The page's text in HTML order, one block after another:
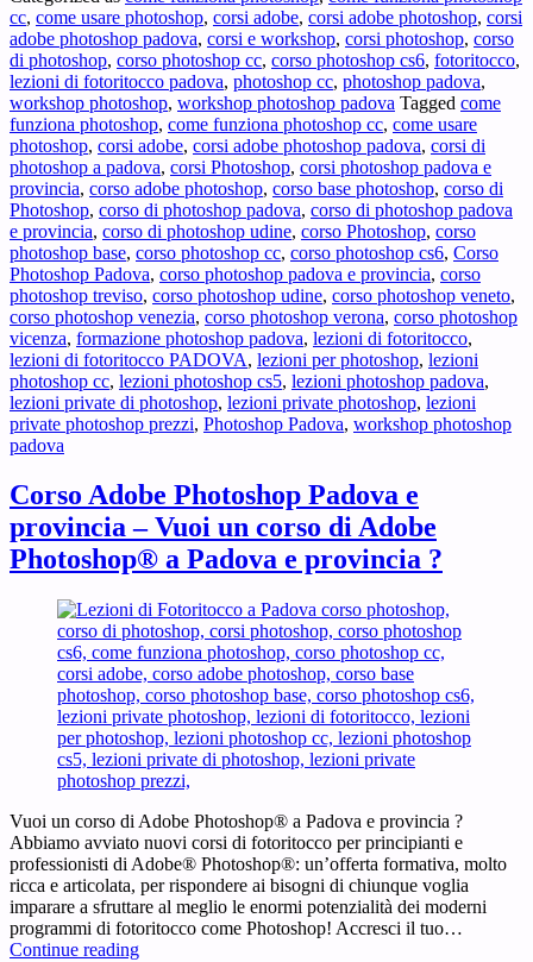
Ti
interessa
un
corso
di
Photoshop®
in
Veneto
?
cc, come usare photoshop, corsi adobe, corsi adobe photoshop, corsi
adobe photoshop padova, corsi e workshop, corsi photoshop, corso
di photoshop, corso photoshop cc, corso photoshop cs6, fotoritocco,
lezioni di fotoritocco padova, photoshop cc, photoshop padova,
workshop photoshop, workshop photoshop padova Tagged come
funziona photoshop, come funziona photoshop cc, come usare
photoshop, corsi adobe, corsi adobe photoshop padova, corsi di
photoshop a padova, corsi Photoshop, corsi photoshop padova e
provincia, corso adobe photoshop, corso base photoshop, corso di
Photoshop, corso di photoshop padova, corso di photoshop padova
e provincia, corso di photoshop udine, corso Photoshop, corso
photoshop base, corso photoshop cc, corso photoshop cs6, Corso
Photoshop Padova, corso photoshop padova e provincia, corso
photoshop treviso, corso photoshop udine, corso photoshop veneto,
corso photoshop venezia, corso photoshop verona, corso photoshop
vicenza, formazione photoshop padova, lezioni di fotoritocco,
lezioni di fotoritocco PADOVA, lezioni per photoshop, lezioni
photoshop cc, lezioni photoshop cs5, lezioni photoshop padova,
lezioni private di photoshop, lezioni private photoshop, lezioni
private photoshop prezzi, Photoshop Padova, workshop photoshop
padova
Corso Adobe Photoshop Padova e
provincia – Vuoi un corso di Adobe
Photoshop® a Padova e provincia ?
Vuoi un corso di Adobe Photoshop® a Padova e provincia ?
Abbiamo avviato nuovi corsi di fotoritocco per principianti e
professionisti di Adobe® Photoshop®: un’offerta formativa, molto
ricca e articolata, per rispondere ai bisogni di chiunque voglia
imparare a sfruttare al meglio le enormi potenzialità dei moderni
programmi di fotoritocco come Photoshop! Accresci il tuo…
Continue readingCorso